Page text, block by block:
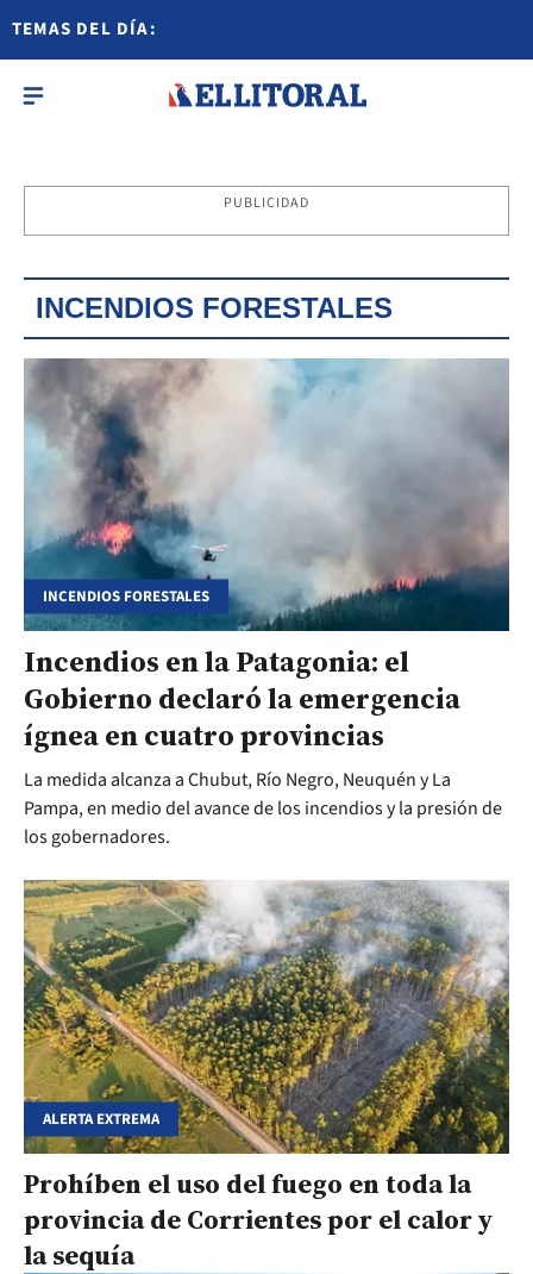
TEMAS DEL DÍA:
PUBLICIDAD
INCENDIOS FORESTALES
INCENDIOS FORESTALES
Incendios en la Patagonia: el
Gobierno declaró la emergencia
ígnea en cuatro provincias
La medida alcanza a Chubut, Río Negro, Neuquén y La
Pampa, en medio del avance de los incendios y la presión de
los gobernadores.
ALERTA EXTREMA
Prohíben el uso del fuego en toda la
provincia de Corrientes por el calor y
la sequía